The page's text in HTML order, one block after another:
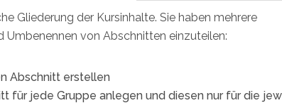
Gliederung der Kursinhalte. Sie haben mehrere
Umbenennen von Abschnitten einzuteilen:
Abschnitt erstellen
für jede Gruppe anlegen und diesen nur für die